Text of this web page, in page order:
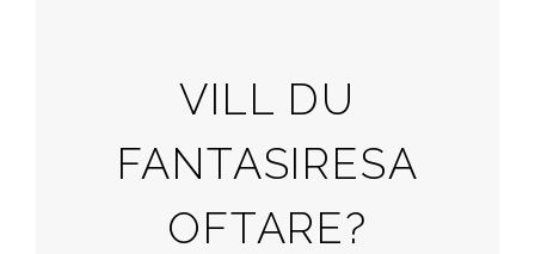
VILL DU
FANTASIRESA
OFTARE?